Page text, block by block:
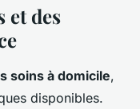
et des
soins à domicile,
disponibles.